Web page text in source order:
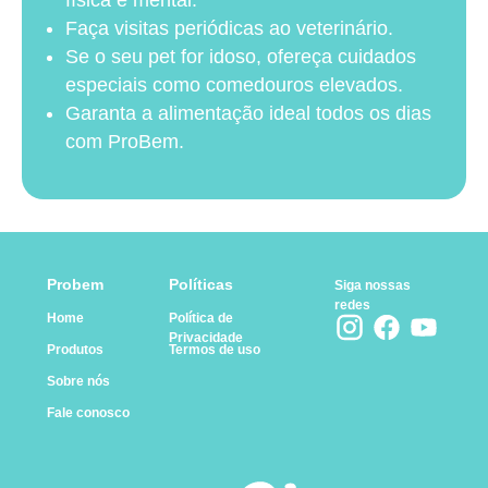
especial com o coração e a visão, graças à
taurina presente em nosso alimento
completo. Além disso, a presença de ômegas
3 e 6 cuida da saúde da pele e da pelagem
Ah, e não esqueça, na hora de fazer a troca
da antiga ração para ProBem, faça isso de
seguindo a nossa sugestão:
Faça visitas periódicas ao veterinário.
Se o seu pet for idoso, ofereça cuidados
especiais como comedouros elevados.
Garanta a alimentação ideal todos os dias
com ProBem.
Home
Produtos
Sobre nós
Fale conosco
Probem
Política de
Privacidade
Termos de uso
Políticas
Siga nossas
redes